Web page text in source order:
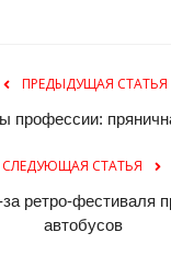
ПРЕДЫДУЩАЯ СТАТЬЯ
профессии:
СЛЕДУЮЩАЯ СТАТЬЯ
ретро-фестиваля
автобусов